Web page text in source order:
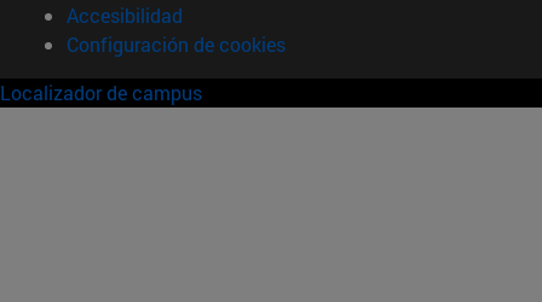
Accesibilidad
Configuración de cookies
Localizador de campus